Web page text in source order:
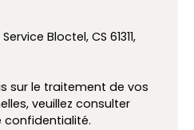
Bloctel, CS 61311,
sur le traitement de vos
veuillez consulter
confidentialité.